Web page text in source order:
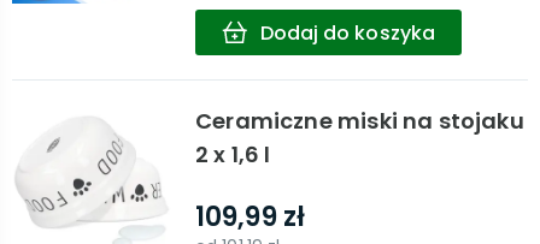
Dodaj do koszyka
Ceramiczne miski na stojaku
2 x 1,6 l
109,99 zł